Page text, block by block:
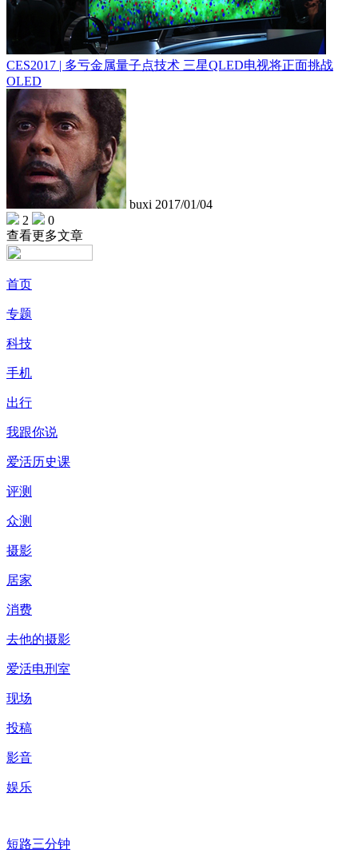
CES2017 | 多亏金属量子点技术 三星QLED电视将正面挑战
OLED
buxi 2017/01/04
2
0
查看更多文章
首页
专题
科技
手机
出行
我跟你说
爱活历史课
评测
众测
摄影
居家
消费
去他的摄影
爱活电刑室
现场
投稿
影音
娱乐
短路三分钟